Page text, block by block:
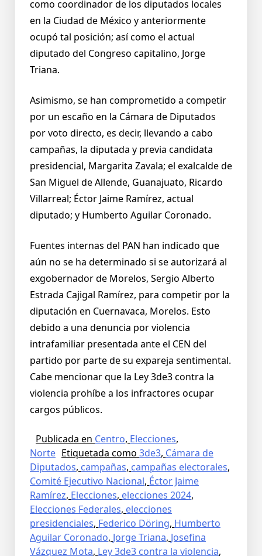
como coordinador de los diputados locales
en la Ciudad de México y anteriormente
ocupó tal posición; así como el actual
diputado del Congreso capitalino, Jorge
Triana.
Asimismo, se han comprometido a competir
por un escaño en la Cámara de Diputados
por voto directo, es decir, llevando a cabo
campañas, la diputada y previa candidata
presidencial, Margarita Zavala; el exalcalde de
San Miguel de Allende, Guanajuato, Ricardo
Villarreal; Éctor Jaime Ramírez, actual
diputado; y Humberto Aguilar Coronado.
Fuentes internas del PAN han indicado que
aún no se ha determinado si se autorizará al
exgobernador de Morelos, Sergio Alberto
Estrada Cajigal Ramírez, para competir por la
diputación en Cuernavaca, Morelos. Esto
debido a una denuncia por violencia
intrafamiliar presentada ante el CEN del
partido por parte de su expareja sentimental.
Cabe mencionar que la Ley 3de3 contra la
violencia prohíbe a los infractores ocupar
cargos públicos.
Publicada en Centro, Elecciones,
Norte Etiquetada como 3de3, Cámara de
Diputados, campañas, campañas electorales,
Comité Ejecutivo Nacional, Éctor Jaime
Ramírez, Elecciones, elecciones 2024,
Elecciones Federales, elecciones
presidenciales, Federico Döring, Humberto
Aguilar Coronado, Jorge Triana, Josefina
Vázquez Mota, Ley 3de3 contra la violencia,